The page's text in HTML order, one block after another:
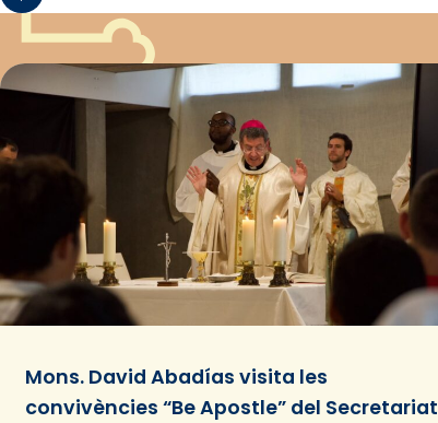
Mons. David Abadías visita les
convivències “Be Apostle” del Secretariat